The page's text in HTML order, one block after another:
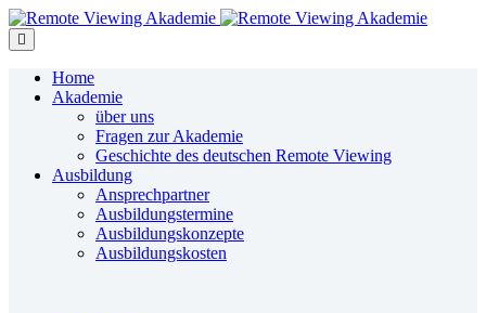
Home
Akademie
über uns
Fragen zur Akademie
Geschichte des deutschen Remote Viewing
Ausbildung
Ansprechpartner
Ausbildungstermine
Ausbildungskonzepte
Ausbildungskosten